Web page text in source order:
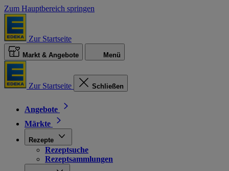
Zum Hauptbereich springen
Zur Startseite
Markt & Angebote Menü
Zur Startseite Schließen
Angebote
Märkte
Rezepte
Rezeptsuche
Rezeptsammlungen